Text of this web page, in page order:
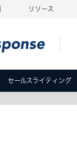
リソース
セールスライティング